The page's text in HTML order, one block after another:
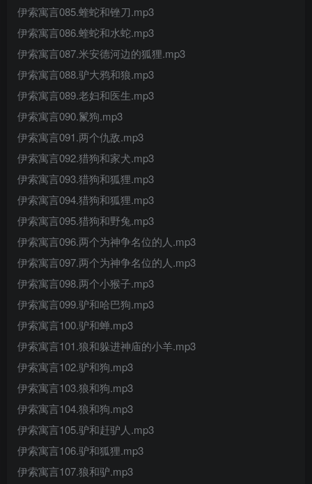
伊索寓言085.蝰蛇和锉刀.mp3
伊索寓言086.蝰蛇和水蛇.mp3
伊索寓言087.米安德河边的狐狸.mp3
伊索寓言088.驴大鸦和狼.mp3
伊索寓言089.老妇和医生.mp3
伊索寓言090.鬣狗.mp3
伊索寓言091.两个仇敌.mp3
伊索寓言092.猎狗和家犬.mp3
伊索寓言093.猎狗和狐狸.mp3
伊索寓言094.猎狗和狐狸.mp3
伊索寓言095.猎狗和野兔.mp3
伊索寓言096.两个为神争名位的人.mp3
伊索寓言097.两个为神争名位的人.mp3
伊索寓言098.两个小猴子.mp3
伊索寓言099.驴和哈巴狗.mp3
伊索寓言100.驴和蝉.mp3
伊索寓言101.狼和躲进神庙的小羊.mp3
伊索寓言102.驴和狗.mp3
伊索寓言103.狼和狗.mp3
伊索寓言104.狼和狗.mp3
伊索寓言105.驴和赶驴人.mp3
伊索寓言106.驴和狐狸.mp3
伊索寓言107.狼和驴.mp3